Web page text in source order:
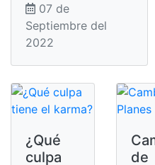
07 de
Septiembre del
2022
¿Qué
culpa
de